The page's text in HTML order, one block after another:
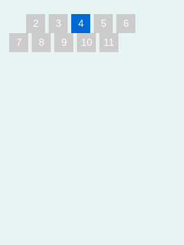
2 3 4 5
6
7
8 9 10 11